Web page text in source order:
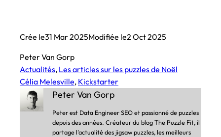
Crée le31 Mar 2025Modifiée le2 Oct 2025
Peter Van Gorp
Actualités, Les articles sur les puzzles de Noël
Célia Melesville, Kickstarter
Peter Van Gorp
Peter est Data Engineer SEO et passionné de puzzles
depuis des années. Créateur du blog The Puzzle Fit, il
partage l’actualité des jigsaw puzzles, les meilleurs